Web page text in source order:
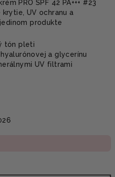
PRO SPF 42 PA+++ #23
UV ochranu a
produkte
tón pleti
a glycerínu
UV filtrami